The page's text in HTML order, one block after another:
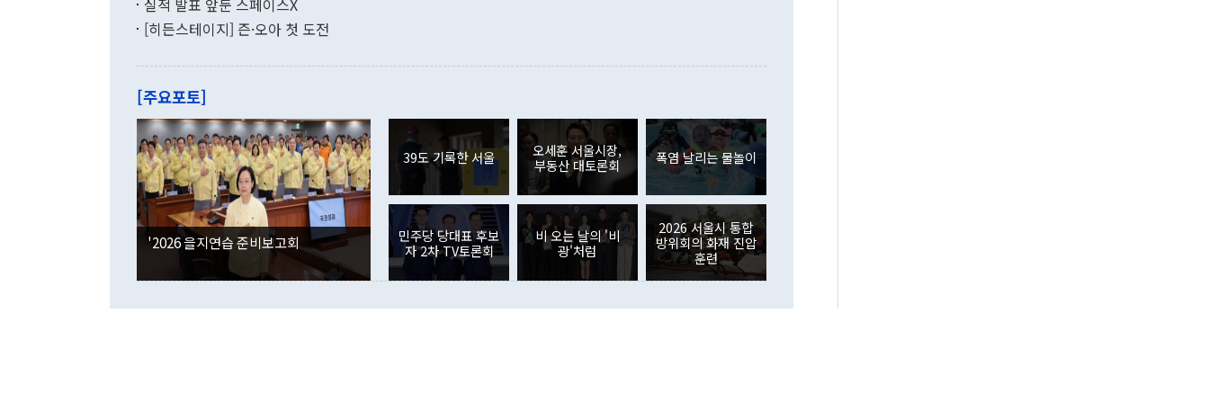
"우리의 선의대로 하는 게 과연 한반도의 평화와 안정에 플러스냐, 결론적
관은 업무보고 사후 브리핑에서 정 장관이 언급한 '4자 회담'에 대해 "이상
이 9월 러시아 블라디보스토크에서 열리는 '동방경제포럼(EEF)'을 언급하
며 "정부 차원에서 (참석을) 검토하고 있다"고 발언한 데 대해서도 조 장관
은 "그것은 외교부의 몫"이라며 "아직 거기까지 진도가 나가지 않았다"고
잘랐다. 정 장관이 이날 소개한 대북 구상과 설명은 정부 내 조율을 거치지
않았다는 점에서 문제가 있다. 특히 주적 표현 대체와 국호 사용, 9·19 군
사합의 복원, 4자회담 추진 등은 통일부 장관이 결정할 사안이 아니어서 월
권이라는 지적이 나오고 있다. 이 대통령은 정 장관의 업무보고를 듣고 난
뒤 "여기 업무보고에 발표했다고 승인난 건 아니다"라고 재차 확인했다. 정
부의 한 소식통은 "정 장관의 발언 내용은 대부분 국가안전보장회의(NSC)
를 거쳐 결정된 사안이 아닌 정 장관의 개인적 생각에 가깝다"며 "안보 관
련 부처 장관이 정부의 공식 정책이 아닌 사안을 추진하겠다고 업무보고를
하고 대통령의 면전에서 '국군통수권자가 나서야 한다'고 주장한 것은 심각
기록했지만 지식재산권사용료수지는 전월 흑자에서 4억4000만달러 적자
로 전환됐다. 본원소득수지는 배당소득을 중심으로 32억7000만달러 흑자
는 배당수입이 늘어난 데다 전월 분기배당에 따른 기저효과로 배당지급이
였던 올해 3월(369억9000만달러)을 넘어선 것이다. 직접투자에서는 내국
인의 해외투자가 80억1000만달러, 외국인의 국내투자가 46억3000만달러
각각 증가했다. 증권투자에서는 외국인의 국내 주식 매도세가 이어졌다. 외
국인의 국내 주식 투자는 차익실현 매도 등의 영향으로 316억1000만달러
감소하며 전월(-310억5000만달러)에 이어 역대 최대 순매도 기록을 다시
경신했다. 외국인의 국내 채권투자는 세계국채지수(WGBI) 자금 유입에도
분기 말 만기도래 영향으로 증가 폭이 줄어든 52억9000만달러를 기록했
다. 내국인의 해외 증권투자는 주식을 중심으로 35억6000만달러 증가했
다. eoyn2@newspim.com
실적 발표 앞둔 스페이스X
[히든스테이지] 즌·오아 첫 도전
[주요포토]
'2026 을지연습 준비보고회
39도 기록한 서울
오세훈 서울시장,
부동산 대토론회
폭염 날리는 물놀이
민주당 당대표 후보
자 2차 TV토론회
비 오는 날의 '비
광'처럼
2026 서울시 통합
방위회의 화재 진압
훈련